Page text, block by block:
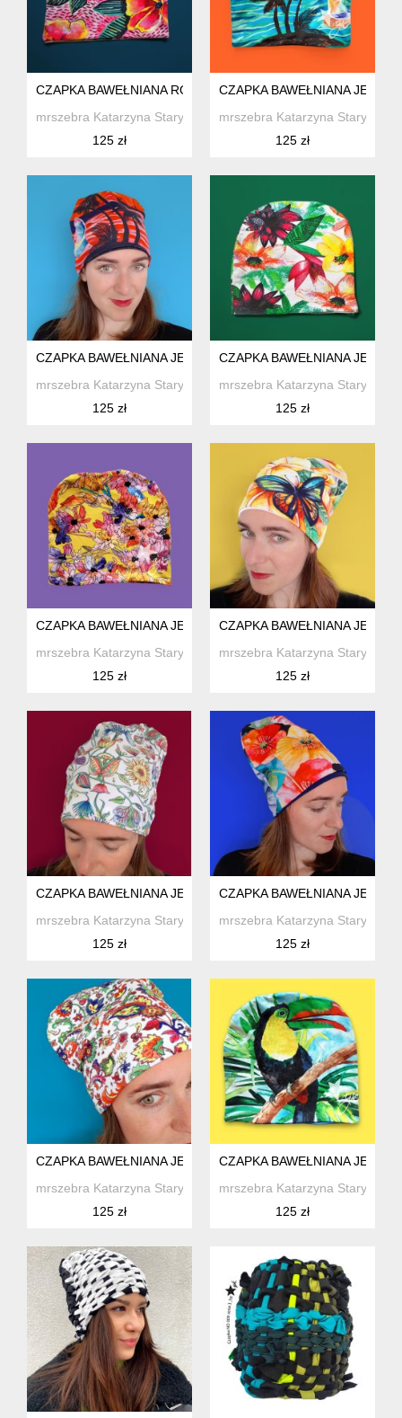
CZAPKA BAWEŁNIANA RÓŻOWE KWIATY
mrszebra Katarzyna Staryk
125 zł
CZAPKA BAWEŁNIANA
mrszebra Katarzyna Staryk
125 zł
CZAPKA BAWEŁNIANA JESIENNA PALMY
mrszebra Katarzyna Staryk
125 zł
CZAPKA BAWEŁNIANA
mrszebra Katarzyna Staryk
125 zł
CZAPKA BAWEŁNIANA JESIENNA ŻÓŁTA
mrszebra Katarzyna Staryk
125 zł
CZAPKA BAWEŁNIANA
mrszebra Katarzyna Staryk
125 zł
CZAPKA BAWEŁNIANA JESIENNA ETNICZNA NO. 01
mrszebra Katarzyna Staryk
125 zł
CZAPKA BAWEŁNIANA
mrszebra Katarzyna Staryk
125 zł
CZAPKA BAWEŁNIANA JESIENNA ORIENT NO. 22
mrszebra Katarzyna Staryk
125 zł
CZAPKA BAWEŁNIANA
mrszebra Katarzyna Staryk
125 zł